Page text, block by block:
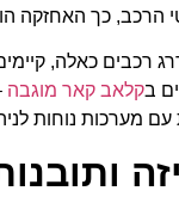
הרכב, כך האחזקה
רכבים כאלה,
בקלאב קאר מוגבה
עם מערכות נוחות